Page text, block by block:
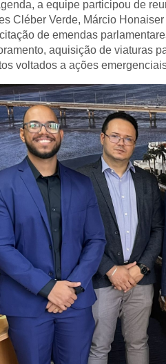
a equipe participou de
Cléber Verde, Márcio
de emendas
aquisição de viaturas
voltados a ações